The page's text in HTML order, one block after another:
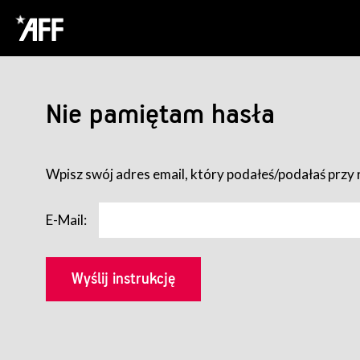
Nie pamiętam hasła
Wpisz swój adres email, który podałeś/podałaś
E-Mail: